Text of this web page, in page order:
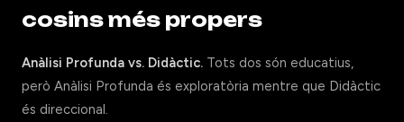
cosins més propers
Anàlisi Profunda vs. Didàctic. Tots dos són educatius,
però Anàlisi Profunda és exploratòria mentre que Didàctic
és direccional.